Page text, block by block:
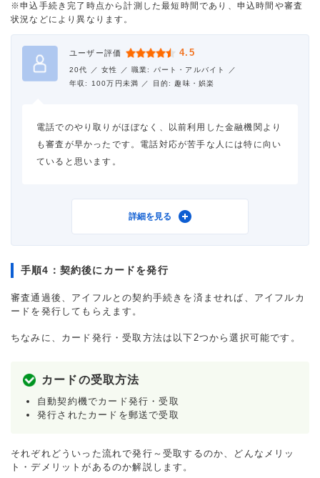
※申込手続き完了時点から計測した最短時間であり、申込時間や審査
状況などにより異なります。
ユーザー評価 4.5
20代 ／ 女性 ／ 職業: パート・アルバイト ／
年収: 100万円未満 ／
目的: 趣味・娯楽
電話でのやり取りがほぼなく、以前利用した金融機関より
も審査が早かったです。電話対応が苦手な人には特に向い
ていると思います。
アイフル
金利
借入事実の把握
重視した点 審査の容易さ
詳細を見る
手順4：契約後にカードを発行
審査通過後、アイフルとの契約手続きを済ませれば、アイフルカ
ードを発行してもらえます。
ちなみに、カード発行・受取方法は以下2つから選択可能です。
カードの受取方法
自動契約機でカード発行・受取
発行されたカードを郵送で受取
それぞれどういった流れで発行～受取するのか、どんなメリッ
ト・デメリットがあるのか解説します。